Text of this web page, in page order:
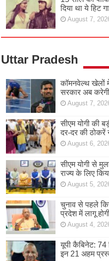
दिया था ये हिट
August 7,
Uttar Pradesh
कॉमनवेल्थ खेलों में
सरकार अब करेगी
August 7,
सीएम योगी की
दर-दर की ठोकरें
August 6,
सीएम योगी से
राज्य के लिए
August 5,
चुनाव से पहले
प्रदेश में लागू
August 4,
यूपी कैबिनेट:
इन 21 अहम